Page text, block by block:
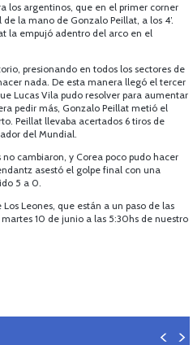
los argentinos, que en el primer corner
la mano de Gonzalo Peillat, a los 4’.
la empujó adentro del arco en el
presionando en todos los sectores de
nada. De esta manera llegó el tercer
Lucas Vila pudo resolver para aumentar
pedir más, Gonzalo Peillat metió el
Peillat llevaba acertados 6 tiros de
del Mundial.
cambiaron, y Corea poco pudo hacer
asestó el golpe final con una
5 a 0.
Leones, que están a un paso de las
10 de junio a las 5:30hs de nuestro